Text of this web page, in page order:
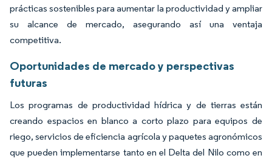
prácticas sostenibles para aumentar la productividad y ampliar
su alcance de mercado, asegurando así una ventaja
competitiva.
Oportunidades de mercado y perspectivas
futuras
Los programas de productividad hídrica y de tierras están
creando espacios en blanco a corto plazo para equipos de
riego, servicios de eficiencia agrícola y paquetes agronómicos
que pueden implementarse tanto en el Delta del Nilo como en